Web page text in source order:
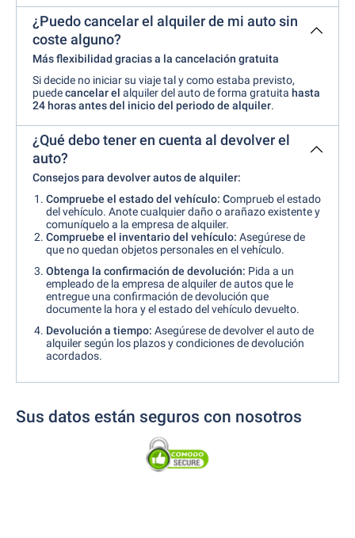
¿Puedo cancelar el alquiler de mi auto sin
coste alguno?
Más flexibilidad gracias a la cancelación gratuita
Si decide no iniciar su viaje tal y como estaba previsto,
puedecancelar el alquiler del auto de forma gratuita hasta
24 horas antes del inicio del periodo de alquiler.
¿Qué debo tener en cuenta al devolver el
auto?
Consejos para devolver autos de alquiler:
Compruebe el estado del vehículo: Comprueb el estado
del vehículo. Anote cualquier daño o arañazo existente y
comuníquelo a la empresa de alquiler.
Compruebe el inventario del vehículo: Asegúrese de
que no quedan objetos personales en el vehículo.
Obtenga la confirmación de devolución: Pida a un
empleado de la empresa de alquiler de autos que le
entregue una confirmación de devolución que
documente la hora y el estado del vehículo devuelto.
Devolución a tiempo: Asegúrese de devolver el auto de
alquiler según los plazos y condiciones de devolución
acordados.
Sus datos están seguros con nosotros